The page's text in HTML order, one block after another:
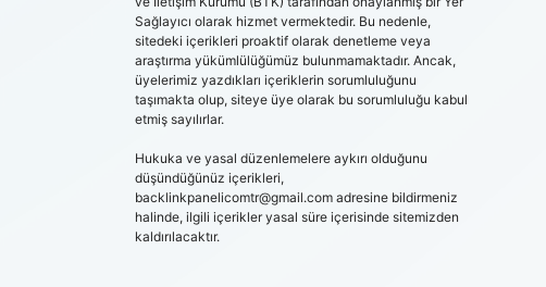
Sağlayıcı olarak hizmet vermektedir. Bu nedenle,
sitedeki içerikleri proaktif olarak denetleme veya
araştırma yükümlülüğümüz bulunmamaktadır. Ancak,
üyelerimiz yazdıkları içeriklerin sorumluluğunu
taşımakta olup, siteye üye olarak bu sorumluluğu kabul
etmiş sayılırlar.
Hukuka ve yasal düzenlemelere aykırı olduğunu
düşündüğünüz içerikleri,
backlinkpanelicomtr@gmail.comadresine bildirmeniz
halinde, ilgili içerikler yasal süre içerisinde sitemizden
kaldırılacaktır.